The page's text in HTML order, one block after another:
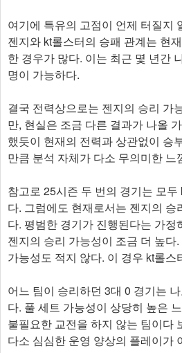
여기에 특유의 고점이 언제 터질지
젠지와 kt롤스터의 승패 관계는 현
한 경우가 많다. 이는 최근 몇 년간
명이 가능하다.
결국 전력상으로는 젠지의 승리 가
만, 현실은 조금 다른 결과가 나올
했듯이 현재의 전력과 상관없이 승
만큼 분석 자체가 다소 무의미한 느
참고로 25시즌 두 번의 경기는 모
다. 그럼에도 현재로서는 젠지의 승
다. 평범한 경기가 진행된다는 가정
젠지의 승리 가능성이 조금 더 높다
가능성도 적지 않다. 이 경우 kt롤
어느 팀이 승리하던 3대 0 경기는
다. 풀 세트 가능성이 상당히 높은
불필요한 교전을 하지 않는 팀이다
다소 심심한 운영 양상의 플레이가